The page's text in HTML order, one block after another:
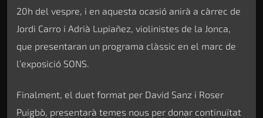
20h del vespre, i en aquesta ocasió anirà a càrrec de
Jordi Carro i Adrià Lupiañez, violinistes de la Jonca,
que presentaran un programa clàssic en el marc de
l’exposició SONS.
Finalment, el duet format per David Sanz i Roser
Puigbò, presentarà temes nous per donar continuïtat